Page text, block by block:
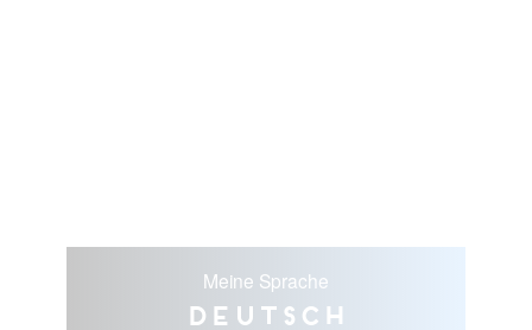
Meine Sprache
Deutsch